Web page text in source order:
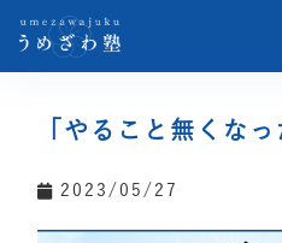
「やること無くな
2023/05/27